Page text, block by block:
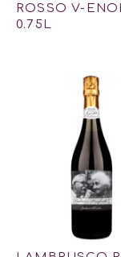
ROSSO V-
0.75L